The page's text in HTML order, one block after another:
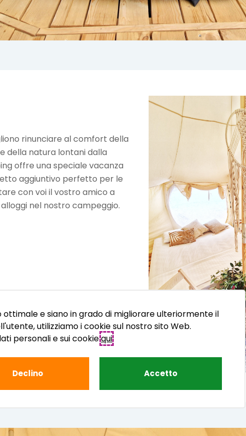
rinunciare al comfort della
della natura lontani dalla
offre una speciale vacanza
aggiuntivo perfetto per le
con voi il vostro amico a
nel nostro campeggio.
e siano in grado di migliorare ulteriormente il
utilizziamo i cookie sul nostro sito Web.
personali e sui cookiequi.
Declino Accetto